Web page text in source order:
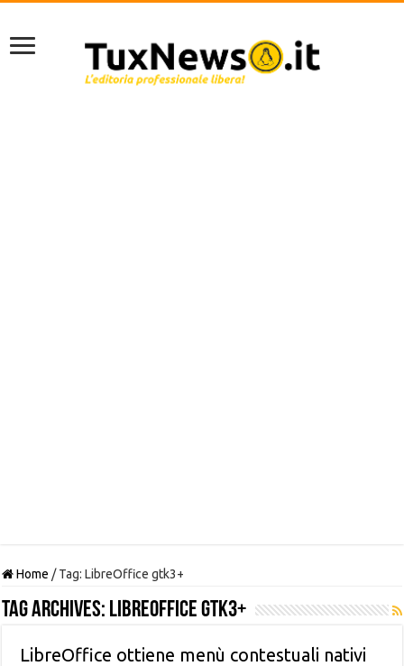
Home / Tag:LibreOffice gtk3+
Tag Archives: LibreOffice gtk3+
LibreOffice ottiene menù contestuali nativi